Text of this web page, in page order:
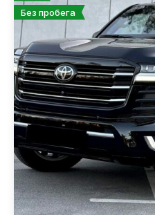
Без пробега